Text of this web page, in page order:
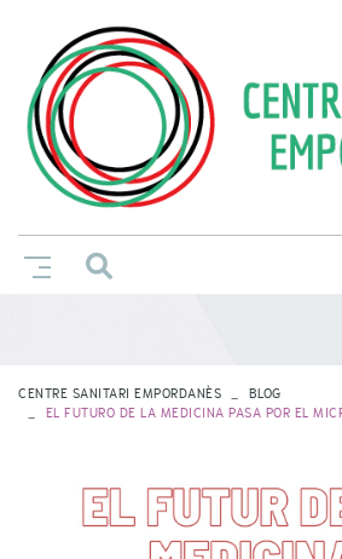
CENTRE SANITARI EMPORDANÈS
BLOG
EL FUTURO DE LA MEDICINA PASA POR EL